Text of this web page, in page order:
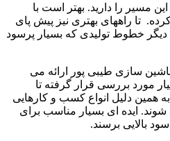
مسیر را دارید. بهتر است با
تا راههای بهتری نیز پیش پای
دیگر خطوط تولیدی که بسیار پرسود
سازی طیبی پور ارائه می
مورد بررسی قرار گرفته تا
همین دلیل انواع کسب و کارهایی
ایده ای بسیار مناسب برای
بالایی برسند.